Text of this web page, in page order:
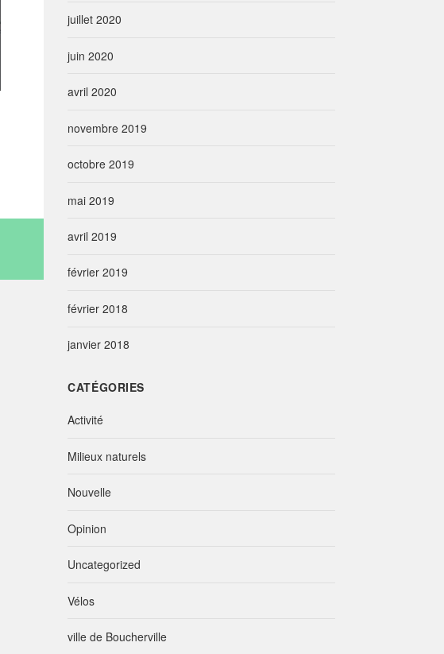
juillet 2020
juin 2020
avril 2020
novembre 2019
octobre 2019
mai 2019
avril 2019
février 2019
février 2018
janvier 2018
CATÉGORIES
Activité
Milieux naturels
Nouvelle
Opinion
Uncategorized
Vélos
ville de Boucherville